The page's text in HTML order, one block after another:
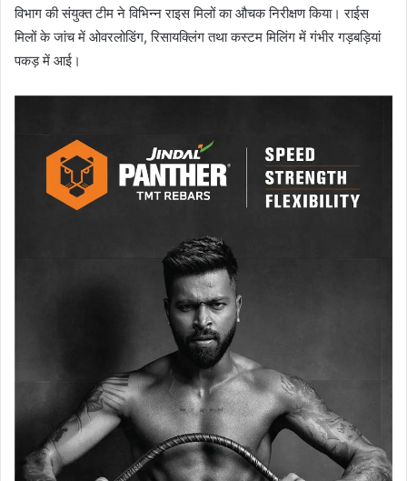
विभाग की संयुक्त टीम ने विभिन्न राइस मिलों का औचक निरीक्षण किया। राईस
मिलों के जांच में ओवरलोडिंग, रिसायक्लिंग तथा कस्टम मिलिंग में गंभीर गड़बड़ियां
पकड़ में आई।